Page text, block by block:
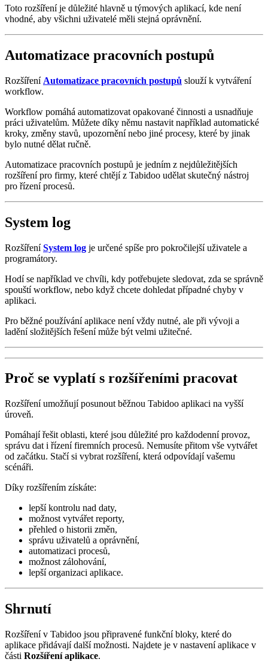
Toto rozšíření je důležité hlavně u týmových aplikací, kde není
vhodné, aby všichni uživatelé měli stejná oprávnění.
Automatizace pracovních postupů
Rozšíření Automatizace pracovních postupů slouží k vytváření
workflow.
Workflow pomáhá automatizovat opakované činnosti a usnadňuje
práci uživatelům. Můžete díky němu nastavit například automatické
kroky, změny stavů, upozornění nebo jiné procesy, které by jinak
bylo nutné dělat ručně.
Automatizace pracovních postupů je jedním z nejdůležitějších
rozšíření pro firmy, které chtějí z Tabidoo udělat skutečný nástroj
pro řízení procesů.
System log
RozšířeníSystem log je určené spíše pro pokročilejší uživatele a
programátory.
Hodí se například ve chvíli, kdy potřebujete sledovat, zda se správně
spouští workflow, nebo když chcete dohledat případné chyby v
aplikaci.
Pro běžné používání aplikace není vždy nutné, ale při vývoji a
ladění složitějších řešení může být velmi užitečné.
Proč se vyplatí s rozšířeními pracovat
Rozšíření umožňují posunout běžnou Tabidoo aplikaci na vyšší
úroveň.
Pomáhají řešit oblasti, které jsou důležité pro každodenní provoz,
správu dat i řízení firemních procesů. Nemusíte přitom vše vytvářet
od začátku. Stačí si vybrat rozšíření, která odpovídají vašemu
scénáři.
Díky rozšířením získáte:
lepší kontrolu nad daty,
možnost vytvářet reporty,
přehled o historii změn,
správu uživatelů a oprávnění,
automatizaci procesů,
možnost zálohování,
lepší organizaci aplikace.
Shrnutí
Rozšíření v Tabidoo jsou připravené funkční bloky, které do
aplikace přidávají další možnosti. Najdete je v nastavení aplikace v
části Rozšíření aplikace.